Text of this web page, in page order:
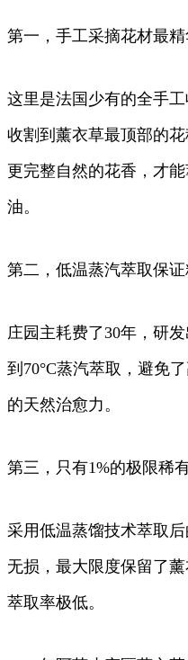
第一，手工采摘花材最
这里是法国少有的全手
收割到薰衣草最顶部的
更完整自然的花香，才
油。
第二，低温蒸汽萃取保
庄园主耗费了30年，研
到70°C蒸汽萃取，避免
的天然治愈力。
第三，只有1%的极限稀
采用低温蒸馏技术萃取
无损，最大限度保留了
萃取率极低。